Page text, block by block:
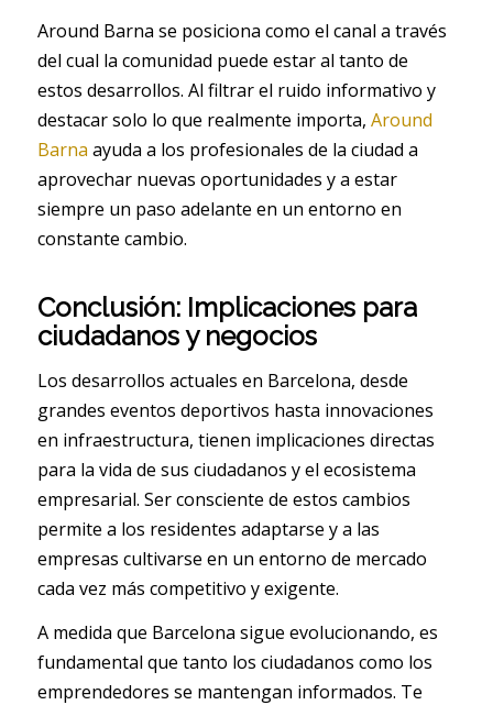
Around Barna se posiciona como el canal a través
del cual la comunidad puede estar al tanto de
estos desarrollos. Al filtrar el ruido informativo y
destacar solo lo que realmente importa, Around
Barna ayuda a los profesionales de la ciudad a
aprovechar nuevas oportunidades y a estar
siempre un paso adelante en un entorno en
constante cambio.
Conclusión: Implicaciones para
ciudadanos y negocios
Los desarrollos actuales en Barcelona, desde
grandes eventos deportivos hasta innovaciones
en infraestructura, tienen implicaciones directas
para la vida de sus ciudadanos y el ecosistema
empresarial. Ser consciente de estos cambios
permite a los residentes adaptarse y a las
empresas cultivarse en un entorno de mercado
cada vez más competitivo y exigente.
A medida que Barcelona sigue evolucionando, es
fundamental que tanto los ciudadanos como los
emprendedores se mantengan informados. Te